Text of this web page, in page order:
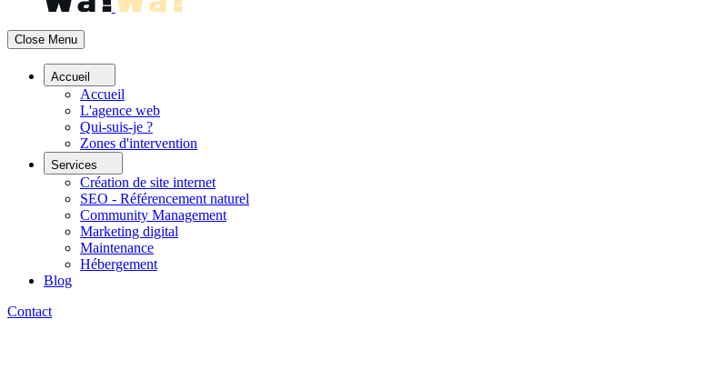
Close Menu
Accueil
Accueil
L'agence web
Qui-suis-je ?
Zones d'intervention
Services
Création de site internet
SEO - Référencement naturel
Community Management
Marketing digital
Maintenance
Hébergement
Blog
Contact